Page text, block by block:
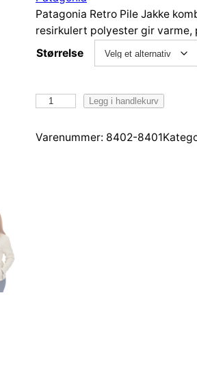
Patagonia Retro Pile Jakke
resirkulert polyester gir
Størrelse
t
Legg i handlekurv
Varenummer: 8402-8401